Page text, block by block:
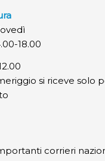
18.00
si riceve solo
corrieri